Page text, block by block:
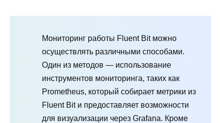
Мониторинг работы Fluent Bit можно
осуществлять различными способами.
Один из методов — использование
инструментов мониторинга, таких как
Prometheus, который собирает метрики из
Fluent Bit и предоставляет возможности
для визуализации через Grafana. Кроме